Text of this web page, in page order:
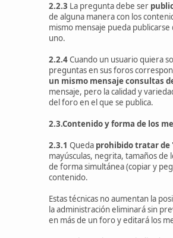
2.2.3 La pregunta debe ser
de alguna manera con los
mismo mensaje pueda
uno.
2.2.4Cuando un usuario quiera
preguntas en sus foros
un mismo mensaje consultas
mensaje, pero la calidad y
del foro en el que se publica.
2.3.Contenido y forma de los
2.3.1 Queda prohibido tratar
mayúsculas, negrita, tamaños de
de forma simultánea (copiar y
contenido.
Estas técnicas no aumentan la
la administración eliminará sin
en más de un foro y editará los